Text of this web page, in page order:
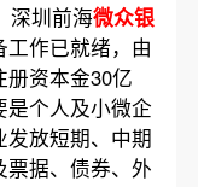
深圳前海微众银
作已就绪，由
册资本金30亿
个人及小微企
放短期、中期
据、债券、外